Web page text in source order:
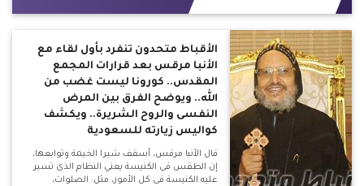
الأقباط متحدون تنفرد بأول لقاء مع
الأنبا مرقس بعد قرارات المجمع
المقدس.. كورونا ليست غضب من
الله.. ويوضح الفرق بين المرض
النفسى والروح الشريرة.. ويكشف
كواليس زيارته للسعودية
قال الأنبا مرقس، أسقف شبرا الخيمة وتوابعها،
إن الطقس فى الكنيسة يعني النظام الذى تسير
عليه الكنيسة فى كل الأمور، مثل: الصلوات،